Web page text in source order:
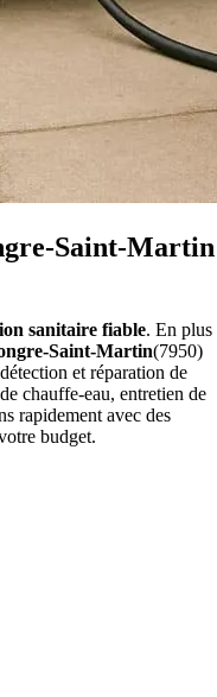
Saint-Martin
sanitaire fiable. En plus
Saint-Martin(7950)
et réparation de
chauffe-eau, entretien de
rapidement avec des
budget.